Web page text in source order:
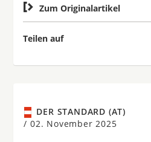
 Zum Originalartikel
Teilen auf
DER STANDARD (AT)
/ 02. November 2025